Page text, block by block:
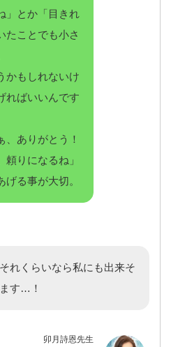
」とか「目きれ
たことでも小さ
かもしれないけ
ればいいんです
、ありがとう！
りになるね」
る事が大切。
れくらいなら私にも出来そ
す…！
卯月詩恩先生